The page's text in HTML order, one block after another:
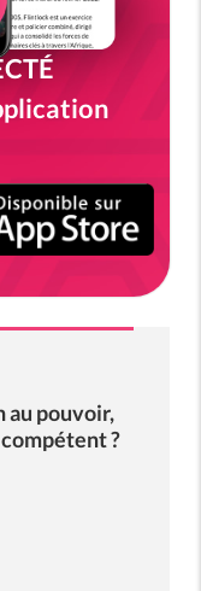
au pouvoir,
?